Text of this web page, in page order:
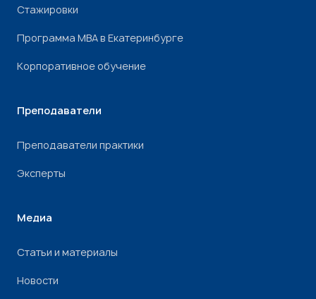
Стажировки
Программа МВА в Екатеринбурге
Корпоративное обучение
Преподаватели
Преподаватели практики
Эксперты
Медиа
Статьи и материалы
Новости